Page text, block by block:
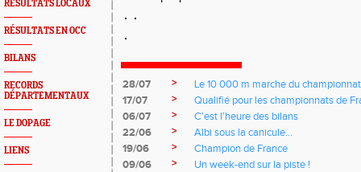
RÉSULTATS LOCAUX
RÉSULTATS EN OCC
BILANS
RECORDS
DÉPARTEMENTAUX
LE DOPAGE
LIENS
28/07 >
Le 10 000 m marche du
17/07
>
Qualifié pour les championnats de
06/07
>
C’est l’heure des bilans
22/06
>
Albi sous la canicule…
19/06
>
Champion de France
09/06
>
Un week-end sur la piste !